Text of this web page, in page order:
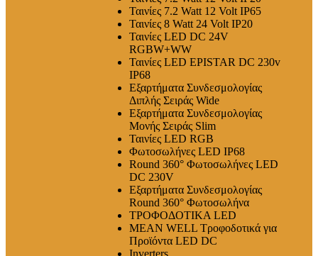
Ταινίες 7.2 Watt 12 Volt IP65
Ταινίες 8 Watt 24 Volt IP20
Ταινίες LED DC 24V
RGBW+WW
Ταινίες LED EPISTAR DC 230v
IP68
Εξαρτήματα Συνδεσμολογίας
Διπλής Σειράς Wide
Εξαρτήματα Συνδεσμολογίας
Μονής Σειράς Slim
Ταινίες LED RGB
Φωτοσωλήνες LED IP68
Round 360° Φωτοσωλήνες LED
DC 230V
Εξαρτήματα Συνδεσμολογίας
Round 360° Φωτοσωλήνα
ΤΡΟΦΟΔΟΤΙΚΑ LED
MEAN WELL Τροφοδοτικά για
Προϊόντα LED DC